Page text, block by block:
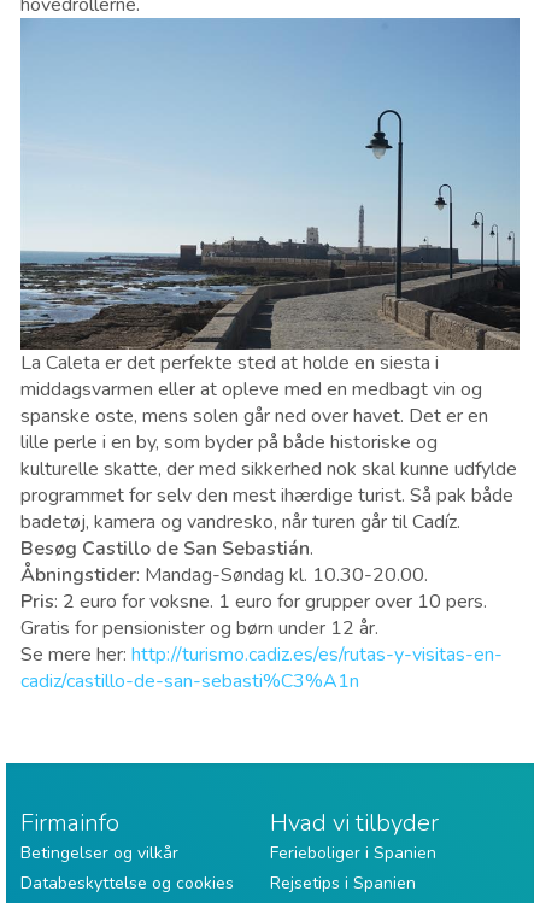
La Caleta er det perfekte sted at holde en siesta i
middagsvarmen eller at opleve med en medbagt vin og
spanske oste, mens solen går ned over havet. Det er en
lille perle i en by, som byder på både historiske og
kulturelle skatte, der med sikkerhed nok skal kunne udfylde
programmet for selv den mest ihærdige turist. Så pak både
badetøj, kamera og vandresko, når turen går til Cadíz.
Besøg Castillo de San Sebastián.
Åbningstider: Mandag-Søndag kl. 10.30-20.00.
Pris: 2 euro for voksne. 1 euro for grupper over 10 pers.
Gratis for pensionister og børn under 12 år.
Se mere her: http://turismo.cadiz.es/es/rutas-y-visitas-en-
cadiz/castillo-de-san-sebasti%C3%A1n
Firmainfo
Betingelser og vilkår
Databeskyttelse og cookies
Hvad vi tilbyder
Ferieboliger i Spanien
Rejsetips i Spanien